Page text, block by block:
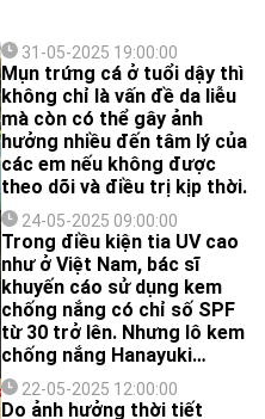
31-05-2025 19:00:00
Mụn trứng cá ở tuổi dậy thì
không chỉ là vấn đề da liễu
mà còn có thể gây ảnh
hưởng nhiều đến tâm lý của
các em nếu không được
theo dõi và điều trị kịp thời.
24-05-2025 09:00:00
Trong điều kiện tia UV cao
như ở Việt Nam, bác sĩ
khuyến cáo sử dụng kem
chống nắng có chỉ số SPF
từ 30 trở lên. Nhưng lô kem
chống nắng Hanayuki
Sunscreen Body (hộp một
tuýp 100g) có chỉ số chống
22-05-2025 12:00:00
Do ảnh hưởng thời tiết